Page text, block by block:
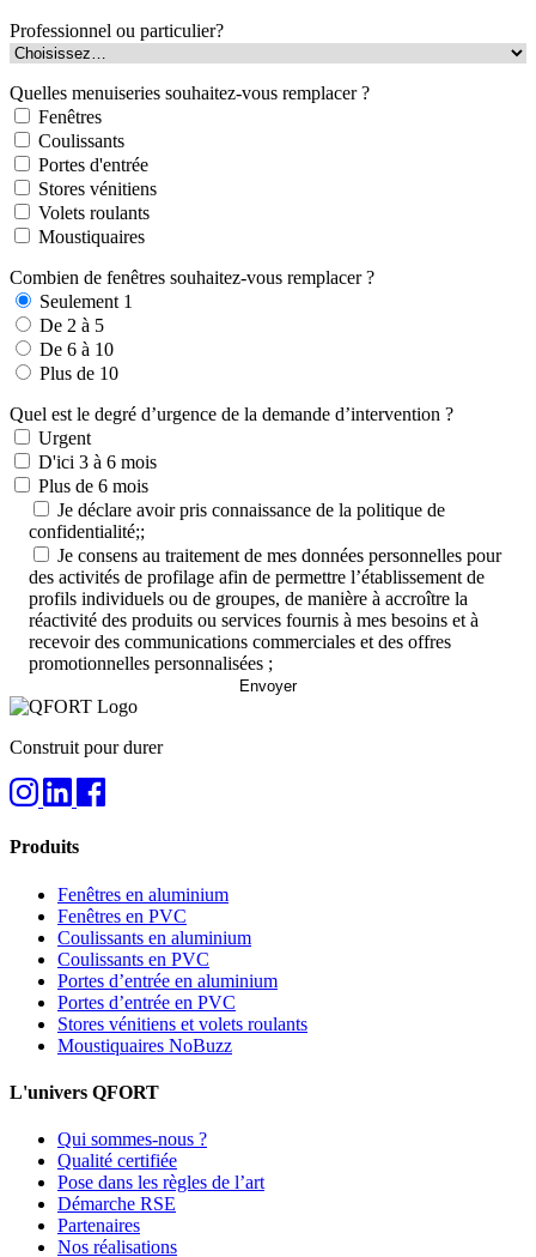
Professionnel ou particulier?
Quelles menuiseries souhaitez-vous remplacer ?
Fenêtres
Coulissants
Portes d'entrée
Stores vénitiens
Volets roulants
Moustiquaires
Combien de fenêtres souhaitez-vous remplacer ?
Seulement 1
De 2 à 5
De 6 à 10
Plus de 10
Quel est le degré d’urgence de la demande d’intervention ?
Urgent
D'ici 3 à 6 mois
Plus de 6 mois
Je déclare avoir pris connaissance de la politique de
confidentialité;;
Je consens au traitement de mes données personnelles pour
des activités de profilage afin de permettre l’établissement de
profils individuels ou de groupes, de manière à accroître la
réactivité des produits ou services fournis à mes besoins et à
recevoir des communications commerciales et des offres
promotionnelles personnalisées ;
Construit pour durer
Produits
Fenêtres en aluminium
Fenêtres en PVC
Coulissants en aluminium
Coulissants en PVC
Portes d’entrée en aluminium
Portes d’entrée en PVC
Stores vénitiens et volets roulants
Moustiquaires NoBuzz
L'univers QFORT
Qui sommes-nous ?
Qualité certifiée
Pose dans les règles de l’art
Démarche RSE
Partenaires
Nos réalisations